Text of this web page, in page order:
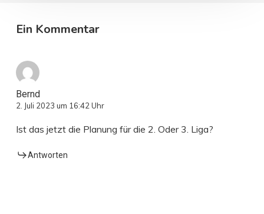
Ein Kommentar
Bernd
2. Juli 2023 um 16:42 Uhr
Ist das jetzt die Planung für die 2. Oder 3. Liga?
Antworten